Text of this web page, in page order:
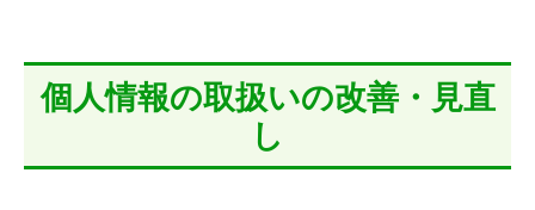
個人情報の取扱いの改善・見直
し